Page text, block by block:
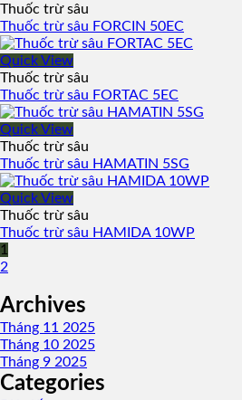
Thuốc trừ sâu
Thuốc trừ sâu FORCIN 50EC
Quick View
Thuốc trừ sâu
Thuốc trừ sâu FORTAC 5EC
Quick View
Thuốc trừ sâu
Thuốc trừ sâu HAMATIN 5SG
Quick View
Thuốc trừ sâu
Thuốc trừ sâu HAMIDA 10WP
1
2
Archives
Tháng 11 2025
Tháng 10 2025
Tháng 9 2025
Categories